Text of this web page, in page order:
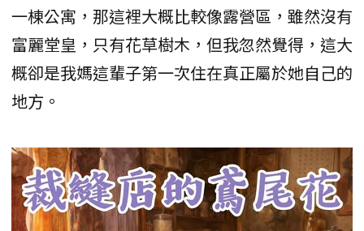
一棟公寓，那這裡大概比較像露營區，雖然沒有
富麗堂皇，只有花草樹木，但我忽然覺得，這大
概卻是我媽這輩子第一次住在真正屬於她自己的
地方。